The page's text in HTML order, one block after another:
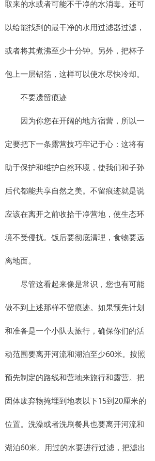
取来的水或者可能不干净的水消毒。还可
以给能找到的最干净的水用过滤器过滤，
或者将其煮沸至少十分钟。另外，把杯子
包上一层铝箔，这样可以使水尽快冷却。
不要遗留痕迹
因为你您在开阔的地方宿营，所以一
定要把下一条露营技巧牢记于心：这将有
助于保护和维护自然环境，使我们和子孙
后代都能共享自然之美。不留痕迹就是说
应该在离开之前收拾干净营地，使生态环
境不受侵扰。饭后要彻底清理，食物要远
离地面。
尽管这看起来像是常识，您也有可能
做不到上述那样不留痕迹。如果预先计划
和准备是一个小队去旅行，确保你们的活
动范围要离开河流和湖泊至少60米。按照
预先制定的路线和营地来旅行和露营。把
固体废弃物掩埋到地表以下15到20厘米的
位置。洗澡或者洗刷餐具也要离开河流和
湖泊60米。用过的水要进行过滤，把滤出